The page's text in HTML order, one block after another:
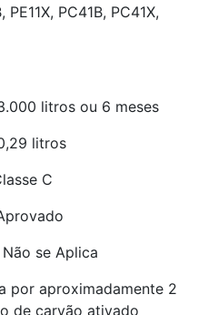
PC41B, PC41X,
litros ou 6 meses
litros
C
se Aplica
por aproximadamente 2
de carvão ativado